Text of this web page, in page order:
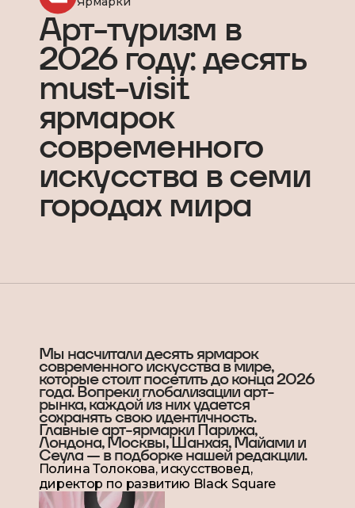
Арт-туризм в
2026 году: десять
must-visit
ярмарок
современного
искусства в семи
городах мира
Мы насчитали десять ярмарок
современного искусства в мире,
которые стоит посетить до конца 2026
года. Вопреки глобализации арт-
рынка, каждой из них удается
сохранять свою идентичность.
Главные арт-ярмарки Парижа,
Лондона, Москвы, Шанхая, Майами и
Сеула — в подборке нашей редакции.
Полина Толокова, искусствовед,
директор по развитию Black Square